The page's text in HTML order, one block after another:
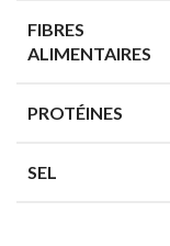
FIBRES
ALIMENTAIRES
PROTÉINES
SEL